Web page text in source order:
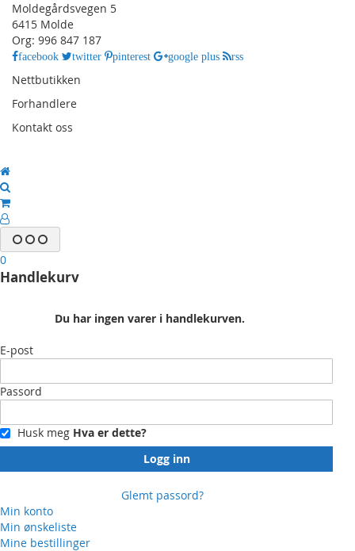
Moldegårdsvegen 5
6415 Molde
Org: 996 847 187
facebook twitter pinterest google plus rss
Nettbutikken
Forhandlere
Kontakt oss
0
Handlekurv
Du har ingen varer i handlekurven.
E-post
Passord
Husk meg Hva er dette?
Logg inn
Glemt passord?
Min konto
Min ønskeliste
Mine bestillinger